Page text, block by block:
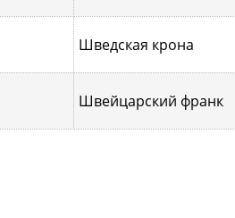
Шведская крона
Швейцарский франк